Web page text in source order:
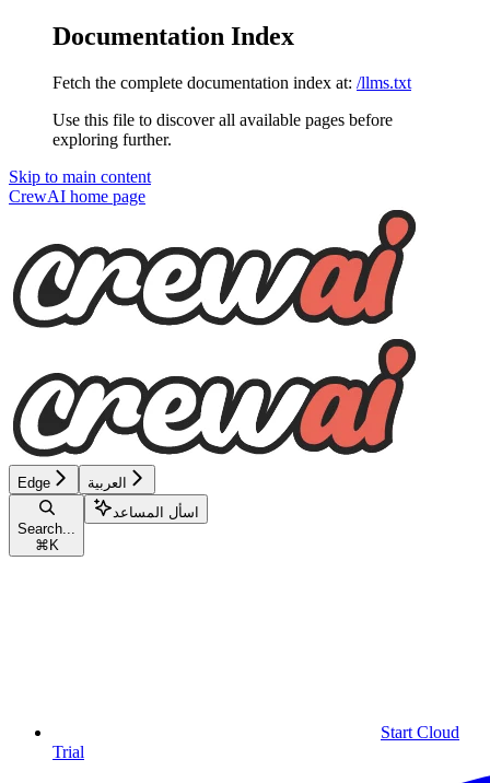
Documentation Index
Fetch the complete documentation index at: /llms.txt
Use this file to discover all available pages before
exploring further.
Skip to main content
CrewAI home page
Edge العربية
Search...
⌘ K
اسأل المساعد
Start Cloud
Trial